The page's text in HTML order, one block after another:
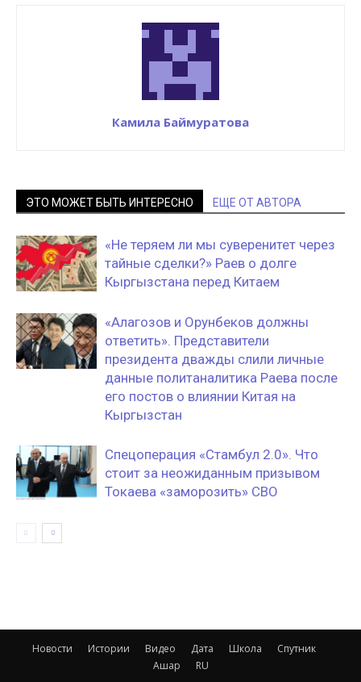
Камила Баймуратова
ЭТО МОЖЕТ БЫТЬ ИНТЕРЕСНО ЕЩЕ ОТ АВТОРА
«Не теряем ли мы суверенитет через
тайные сделки?» Раев о долге
Кыргызстана перед Китаем
«Алагозов и Орунбеков должны
ответить». Представители
президента дважды слили личные
данные политаналитика Раева после
его постов о влиянии Китая на
Кыргызстан
Спецоперация «Стамбул 2.0». Что
стоит за неожиданным призывом
Токаева «заморозить» СВО
Новости Истории Видео Дата Школа
Спутник
Ашар
RU